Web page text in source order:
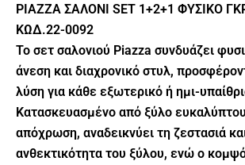
PIAZZA ΣΑΛΟΝΙ SET 1+2+1 ΦΥΣΙΚΟ
ΚΩΔ.22-0092
Το σετ σαλονιού Piazza συνδυάζει
άνεση και διαχρονικό στυλ,
λύση για κάθε εξωτερικό ή ημι-
Κατασκευασμένο από ξύλο
απόχρωση, αναδεικνύει τη ζεστασιά
ανθεκτικότητα του ξύλου, ενώ ο